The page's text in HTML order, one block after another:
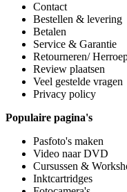
Contact
Bestellen & levering
Betalen
Service & Garantie
Retourneren/
Review plaatsen
Veel gestelde vragen
Privacy policy
Populaire pagina's
Pasfoto's maken
Video naar DVD
Cursussen &
Inktcartridges